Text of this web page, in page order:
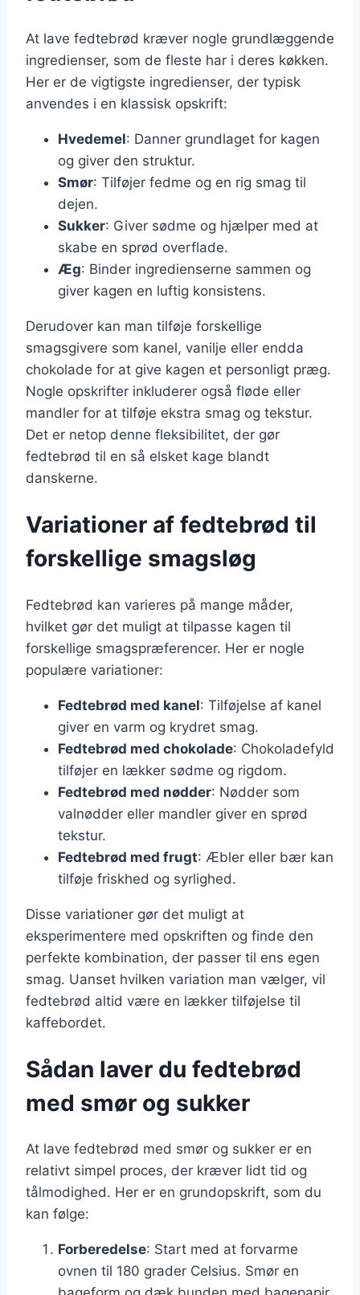
At lave fedtebrød kræver nogle grundlæggende
ingredienser, som de fleste har i deres køkken.
Her er de vigtigste ingredienser, der typisk
anvendes i en klassisk opskrift:
Hvedemel: Danner grundlaget for kagen
og giver den struktur.
Smør: Tilføjer fedme og en rig smag til
dejen.
Sukker: Giver sødme og hjælper med at
skabe en sprød overflade.
Æg: Binder ingredienserne sammen og
giver kagen en luftig konsistens.
Derudover kan man tilføje forskellige
smagsgivere som kanel, vanilje eller endda
chokolade for at give kagen et personligt præg.
Nogle opskrifter inkluderer også fløde eller
mandler for at tilføje ekstra smag og tekstur.
Det er netop denne fleksibilitet, der gør
fedtebrød til en så elsket kage blandt
danskerne.
Variationer af fedtebrød til
forskellige smagsløg
Fedtebrød kan varieres på mange måder,
hvilket gør det muligt at tilpasse kagen til
forskellige smagspræferencer. Her er nogle
populære variationer:
Fedtebrød med kanel: Tilføjelse af kanel
giver en varm og krydret smag.
Fedtebrød med chokolade: Chokoladefyld
tilføjer en lækker sødme og rigdom.
Fedtebrød med nødder: Nødder som
valnødder eller mandler giver en sprød
tekstur.
Fedtebrød med frugt: Æbler eller bær kan
tilføje friskhed og syrlighed.
Disse variationer gør det muligt at
eksperimentere med opskriften og finde den
perfekte kombination, der passer til ens egen
smag. Uanset hvilken variation man vælger, vil
fedtebrød altid være en lækker tilføjelse til
kaffebordet.
Sådan laver du fedtebrød
med smør og sukker
At lave fedtebrød med smør og sukker er en
relativt simpel proces, der kræver lidt tid og
tålmodighed. Her er en grundopskrift, som du
kan følge:
Forberedelse: Start med at forvarme
ovnen til 180 grader Celsius. Smør en